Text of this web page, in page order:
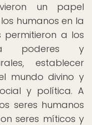
un papel
humanos en la
permitieron a los
poderes y
establecer
mundo divino y
y política. A
seres humanos
seres míticos y